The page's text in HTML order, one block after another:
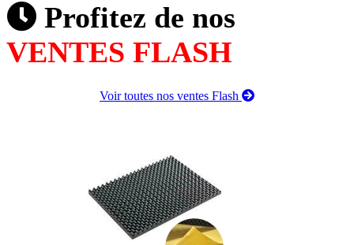
Profitez de nos
VENTES FLASH
Voir toutes nos ventes Flash